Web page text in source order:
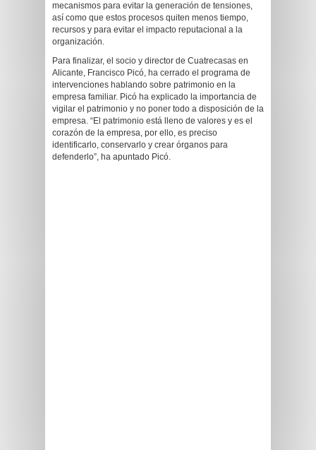
mecanismos para evitar la generación de tensiones,
así como que estos procesos quiten menos tiempo,
recursos y para evitar el impacto reputacional a la
organización.
Para finalizar, el socio y director de Cuatrecasas en
Alicante, Francisco Picó, ha cerrado el programa de
intervenciones hablando sobre patrimonio en la
empresa familiar. Picó ha explicado la importancia de
vigilar el patrimonio y no poner todo a disposición de la
empresa. “El patrimonio está lleno de valores y es el
corazón de la empresa, por ello, es preciso
identificarlo, conservarlo y crear órganos para
defenderlo”, ha apuntado Picó.